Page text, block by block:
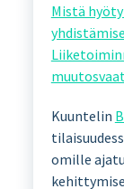
Mistä
Kuuntelin
omille